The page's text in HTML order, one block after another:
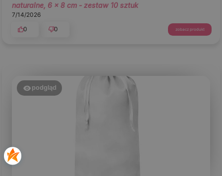
naturalne, 6 x 8 cm - zestaw 10 sztuk
7/14/2026
0
0 zobacz produkt
podgląd